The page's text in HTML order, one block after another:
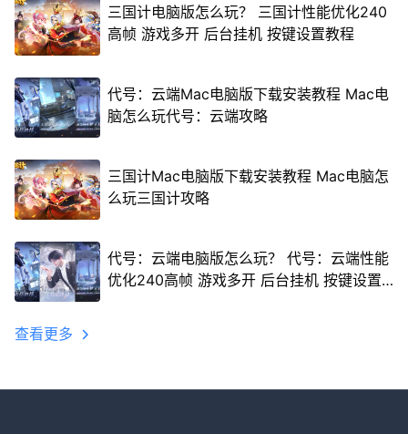
三国计电脑版怎么玩？ 三国计性能优化240
高帧 游戏多开 后台挂机 按键设置教程
代号：云端Mac电脑版下载安装教程 Mac电
脑怎么玩代号：云端攻略
三国计Mac电脑版下载安装教程 Mac电脑怎
么玩三国计攻略
代号：云端电脑版怎么玩？ 代号：云端性能
优化240高帧 游戏多开 后台挂机 按键设置
查看更多